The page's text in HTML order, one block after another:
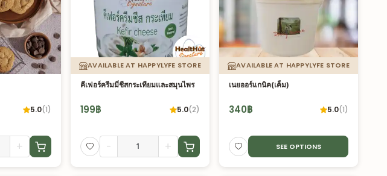
5.0(1)
+
AVAILABLE AT HAPPYLYFE STORE
คีเฟอร์ครีมมี่ชีสกระเทียมและสมุนไพร
199฿ 5.0(2)
- +
AVAILABLE AT HAPPYLYFE STORE
เนยออร์แกนิค(เค็ม)
340฿ 5.0(1)
SEE OPTIONS